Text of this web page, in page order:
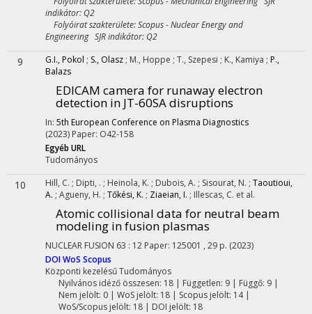
indikátor: Q2
Folyóirat szakterülete: Scopus - Nuclear Energy and
Engineering SJR indikátor: Q2
9 G.I., Pokol ; S., Olasz ; M., Hoppe ; T., Szepesi ; K., Kamiya ; P.,
Balazs
EDICAM camera for runaway electron
detection in JT-60SA disruptions
In: 5th European Conference on Plasma Diagnostics
(2023) Paper: O42-158
Egyéb URL
Tudományos
10 Hill, C. ; Dipti, . ; Heinola, K. ; Dubois, A. ; Sisourat, N. ; Taoutioui,
A. ; Agueny, H. ; Tőkési, K. ; Ziaeian, I. ; Illescas, C. et al.
Atomic collisional data for neutral beam
modeling in fusion plasmas
NUCLEAR FUSION 63 : 12 Paper: 125001 , 29 p. (2023)
DOIWoS Scopus
Központi kezelésűTudományos
Nyilvános idéző összesen: 18| Független: 9 | Függő: 9 |
Nem jelölt: 0 | WoS jelölt: 18 | Scopus jelölt: 14 |
WoS/Scopus jelölt: 18 | DOI jelölt: 18